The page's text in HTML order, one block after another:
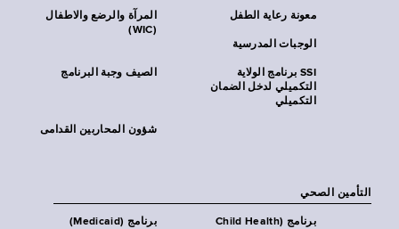
المرآة والرضع والاطفال
(WIC)
معونة رعاية الطفل
الوجبات المدرسية
الصيف وجبة البرنامج
SSI برنامج الولاية
التكميلي لدخل الضمان
التكميلي
شؤون المحاربين القدامى
التأمين الصحي
برنامج (Medicaid)
برنامج (Child Health